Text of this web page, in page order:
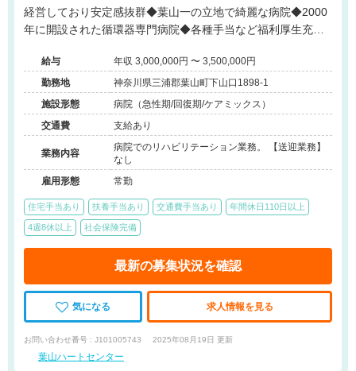
経営しており安定感抜群◆葉山一の立地で綺麗な病院◆2000
年に開設された循環器専門病院◆各種手当など福利厚生充実
人内での医療費給付制度あり◆
給与
年収 3,000,000円 〜 3,500,000円
勤務地
神奈川県三浦郡葉山町下山口1898-1
施設形態
病院（急性期/回復期/ケアミックス）
交通費
支給あり
業務内容
病院でのリハビリテーション業務。 【送迎業務】
なし
雇用形態
常勤
住宅手当あり 扶養手当あり 交通費手当あり 年間休日110日以上
4週8休以上 社会保険完備
最新の募集状況を確認
気になる 求人情報を見る
お問い合わせ番号 : J101005743 2025年08月19日 更新
葉山ハートセンター